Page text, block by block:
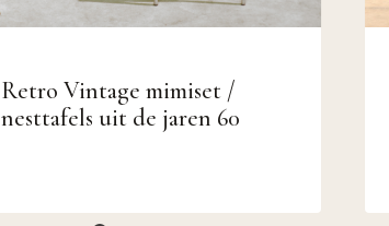
Retro Vintage mimiset /
nesttafels uit de jaren 60